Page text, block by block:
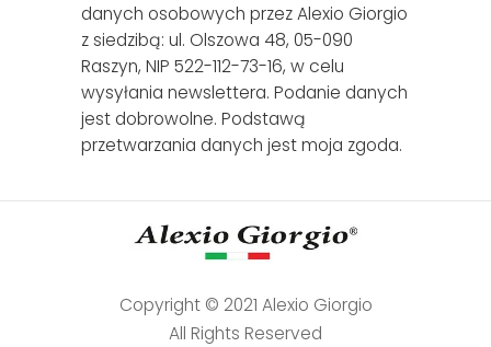
danych osobowych przez Alexio Giorgio
z siedzibą: ul. Olszowa 48, 05-090
Raszyn, NIP 522-112-73-16, w celu
wysyłania newslettera. Podanie danych
jest dobrowolne. Podstawą
przetwarzania danych jest moja zgoda.
Copyright © 2021 Alexio Giorgio
All Rights Reserved